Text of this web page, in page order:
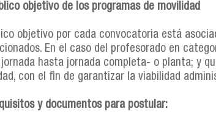
objetivo de los programas de movilidad
objetivo por cada convocatoria está
En el caso del profesorado en
jornada hasta jornada completa- o planta; y
con el fin de garantizar la viabilidad
y documentos para postular: